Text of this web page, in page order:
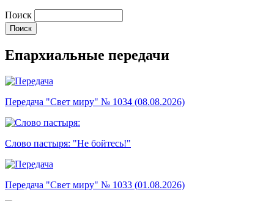
Поиск
Епархиальные передачи
Передача "Свет миру" № 1034 (08.08.2026)
Слово пастыря: "Не бойтесь!"
Передача "Свет миру" № 1033 (01.08.2026)